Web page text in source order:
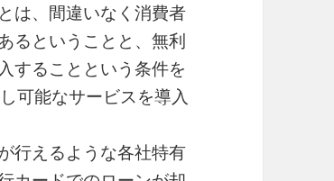
は、間違いなく消費者
るということと、無利
することという条件を
可能なサービスを導入
行えるような各社特有